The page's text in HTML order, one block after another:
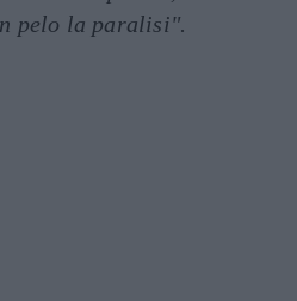
pelo la paralisi".